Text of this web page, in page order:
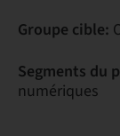
Groupe cible:
Segments du
numériques